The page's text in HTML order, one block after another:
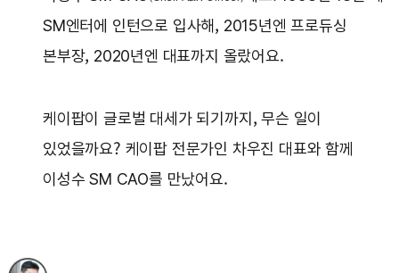
SM엔터에 인턴으로 입사해, 2015년엔 프로듀싱
본부장, 2020년엔 대표까지 올랐어요.
케이팝이 글로벌 대세가 되기까지, 무슨 일이
있었을까요? 케이팝 전문가인 차우진 대표와 함께
이성수 SM CAO를 만났어요.